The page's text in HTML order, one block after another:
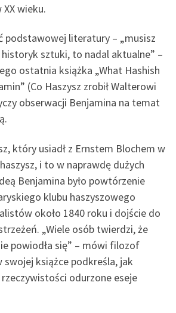
wieku.
podstawowej literatury – „musisz
sztuki, to nadal aktualne” –
ostatnia książka „What Hashish
(Co Haszysz zrobił Walterowi
obserwacji Benjamina na temat
który usiadł z Ernstem Blochem w
i to w naprawdę dużych
Benjamina było powtórzenie
klubu haszyszowego
około 1840 roku i dojście do
„Wiele osób twierdzi, że
powiodła się” – mówi filozof
swojej książce podkreśla, jak
odurzone eseje